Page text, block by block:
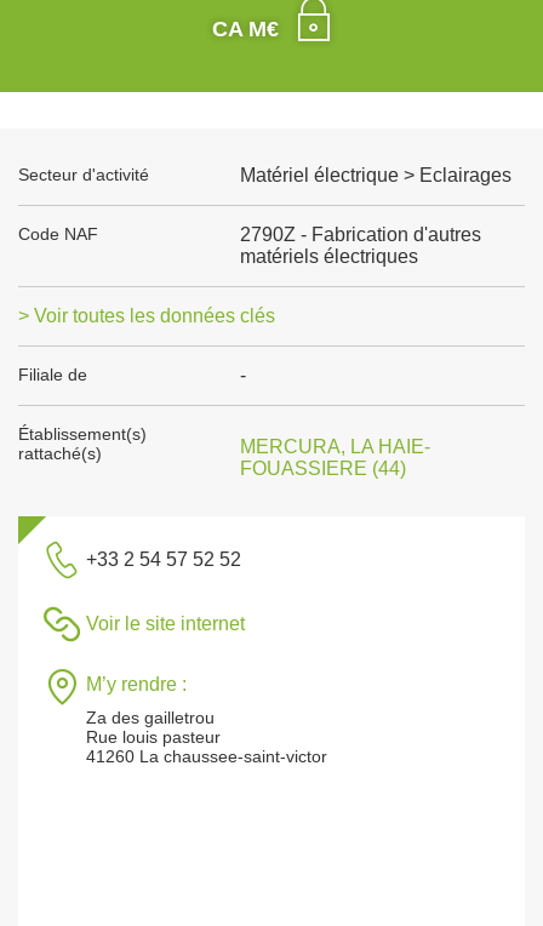
CA M€
Secteur d'activité Matériel électrique > Eclairages
Code NAF
2790Z - Fabrication d'autres
matériels électriques
> Voir toutes les données clés
Filiale de -
Établissement(s)
rattaché(s)
MERCURA, LA HAIE-
FOUASSIERE (44)
+33 2 54 57 52 52
Voir le site internet
M’y rendre :
Za des gailletrou
Rue louis pasteur
41260 La chaussee-saint-victor